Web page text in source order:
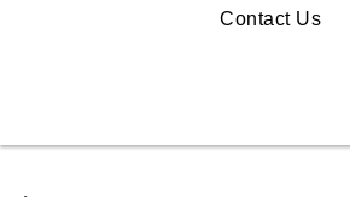
Contact Us